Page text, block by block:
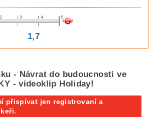
1,7
- Návrat do budoucnosti ve
- videoklip Holiday!
přispívat jen registrovaní a